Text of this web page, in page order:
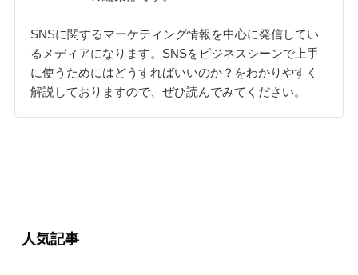
SNSに関するマーケティング情報を中心に発信してい
るメディアになります。SNSをビジネスシーンで上手
に使うためにはどうすればいいのか？をわかりやすく
解説しておりますので、ぜひ読んでみてください。
人気記事